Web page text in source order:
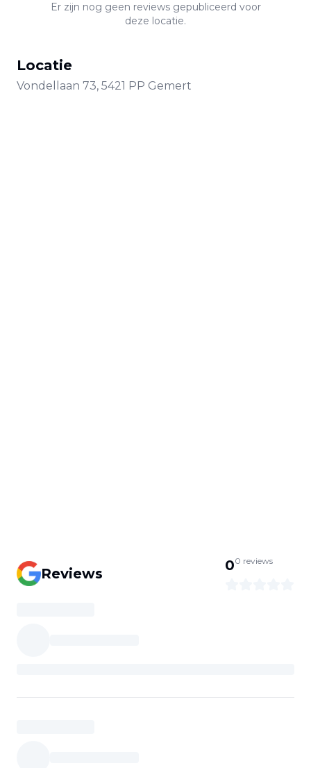
Er zijn nog geen reviews gepubliceerd voor
deze locatie.
Locatie
Vondellaan 73, 5421 PP Gemert
Reviews 00 reviews